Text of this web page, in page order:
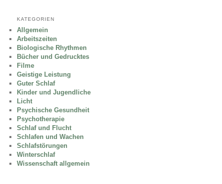
KATEGORIEN
Allgemein
Arbeitszeiten
Biologische Rhythmen
Bücher und Gedrucktes
Filme
Geistige Leistung
Guter Schlaf
Kinder und Jugendliche
Licht
Psychische Gesundheit
Psychotherapie
Schlaf und Flucht
Schlafen und Wachen
Schlafstörungen
Winterschlaf
Wissenschaft allgemein